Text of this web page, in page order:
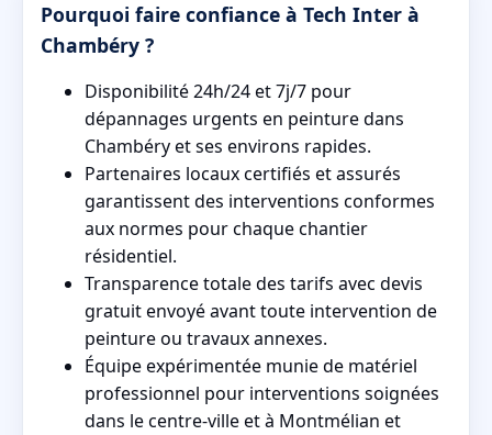
Pourquoi faire confiance à Tech Inter à
Chambéry ?
Disponibilité 24h/24 et 7j/7 pour
dépannages urgents en peinture dans
Chambéry et ses environs rapides.
Partenaires locaux certifiés et assurés
garantissent des interventions conformes
aux normes pour chaque chantier
résidentiel.
Transparence totale des tarifs avec devis
gratuit envoyé avant toute intervention de
peinture ou travaux annexes.
Équipe expérimentée munie de matériel
professionnel pour interventions soignées
dans le centre-ville et à Montmélian et